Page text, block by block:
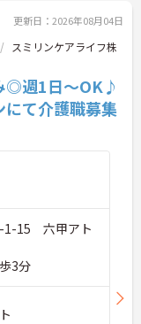
更新日：2026年08月04日
スミリンケアライフ株
◎週1日～OK♪
て介護職募集
1-15 六甲アト
3分